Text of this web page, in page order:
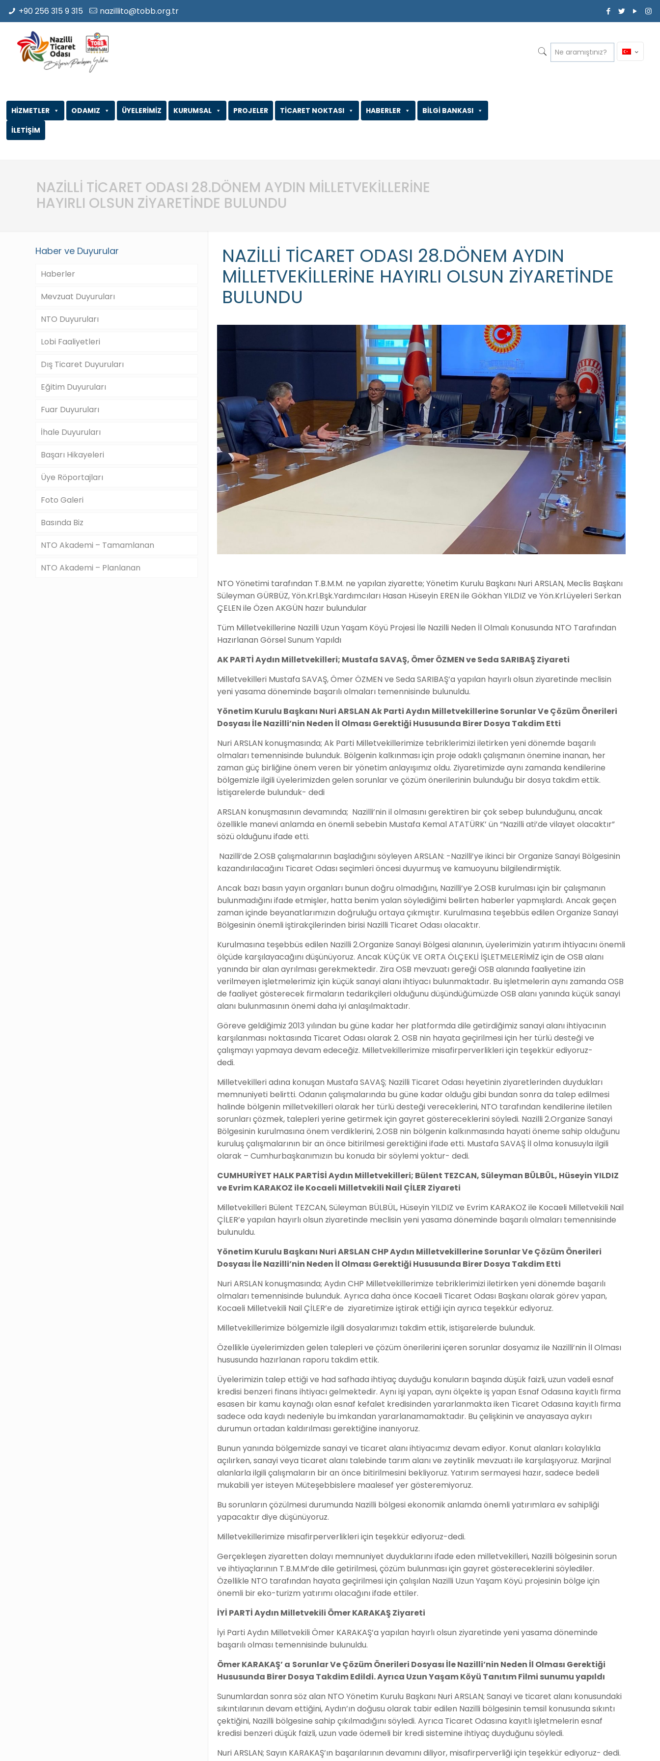
+90 256 315 9 315 nazillito@tobb.org.tr
ODAMIZ
HİZMETLER ÜYELERİMİZ KURUMSAL PROJELER TİCARET NOKTASI HABERLER
BİLGİ BANKASI
İLETİŞİM
NAZİLLİ TİCARET ODASI 28.DÖNEM AYDIN MİLLETVEKİLLERİNE
HAYIRLI OLSUN ZİYARETİNDE BULUNDU
NAZİLLİ TİCARET ODASI 28.DÖNEM AYDIN
MİLLETVEKİLLERİNE HAYIRLI OLSUN ZİYARETİNDE
BULUNDU
NTO Yönetimi tarafından T.B.M.M. ne yapılan ziyarette; Yönetim Kurulu Başkanı Nuri ARSLAN, Meclis Başkanı
Süleyman GÜRBÜZ, Yön.Krl.Bşk.Yardımcıları Hasan Hüseyin EREN ile Gökhan YILDIZ ve Yön.Krl.üyeleri Serkan
ÇELEN ile Özen AKGÜN hazır bulundular
Tüm Milletvekillerine Nazilli Uzun Yaşam Köyü Projesi İle Nazilli Neden İl Olmalı Konusunda NTO Tarafından
Hazırlanan Görsel Sunum Yapıldı
AK PARTİ Aydın Milletvekilleri; Mustafa SAVAŞ, Ömer ÖZMEN ve Seda SARIBAŞ Ziyareti
Milletvekilleri Mustafa SAVAŞ, Ömer ÖZMEN ve Seda SARIBAŞ’a yapılan hayırlı olsun ziyaretinde meclisin
yeni yasama döneminde başarılı olmaları temennisinde bulunuldu.
Yönetim Kurulu Başkanı Nuri ARSLAN Ak Parti Aydın Milletvekillerine Sorunlar Ve Çözüm Önerileri
Dosyası İle Nazilli’nin Neden İl Olması Gerektiği Hususunda Birer Dosya Takdim Etti
Nuri ARSLAN konuşmasında; Ak Parti Milletvekillerimize tebriklerimizi iletirken yeni dönemde başarılı
olmaları temennisinde bulunduk. Bölgenin kalkınması için proje odaklı çalışmanın önemine inanan, her
zaman güç birliğine önem veren bir yönetim anlayışımız oldu. Ziyaretimizde aynı zamanda kendilerine
bölgemizle ilgili üyelerimizden gelen sorunlar ve çözüm önerilerinin bulunduğu bir dosya takdim ettik.
İstişarelerde bulunduk- dedi
ARSLAN konuşmasının devamında; Nazilli’nin il olmasını gerektiren bir çok sebep bulunduğunu, ancak
özellikle manevi anlamda en önemli sebebin Mustafa Kemal ATATÜRK’ ün “Nazilli ati’de vilayet olacaktır”
sözü olduğunu ifade etti.
Nazilli’de 2.OSB çalışmalarının başladığını söyleyen ARSLAN: -Nazilli’ye ikinci bir Organize Sanayi Bölgesinin
kazandırılacağını Ticaret Odası seçimleri öncesi duyurmuş ve kamuoyunu bilgilendirmiştik.
Ancak bazı basın yayın organları bunun doğru olmadığını, Nazilli’ye 2.OSB kurulması için bir çalışmanın
bulunmadığını ifade etmişler, hatta benim yalan söylediğimi belirten haberler yapmışlardı. Ancak geçen
zaman içinde beyanatlarımızın doğruluğu ortaya çıkmıştır. Kurulmasına teşebbüs edilen Organize Sanayi
Bölgesinin önemli iştirakçilerinden birisi Nazilli Ticaret Odası olacaktır.
Kurulmasına teşebbüs edilen Nazilli 2.Organize Sanayi Bölgesi alanının, üyelerimizin yatırım ihtiyacını önemli
ölçüde karşılayacağını düşünüyoruz. Ancak KÜÇÜK VE ORTA ÖLÇEKLİ İŞLETMELERİMİZ için de OSB alanı
yanında bir alan ayrılması gerekmektedir. Zira OSB mevzuatı gereği OSB alanında faaliyetine izin
verilmeyen işletmelerimiz için küçük sanayi alanı ihtiyacı bulunmaktadır. Bu işletmelerin aynı zamanda OSB
de faaliyet gösterecek firmaların tedarikçileri olduğunu düşündüğümüzde OSB alanı yanında küçük sanayi
alanı bulunmasının önemi daha iyi anlaşılmaktadır.
Göreve geldiğimiz 2013 yılından bu güne kadar her platformda dile getirdiğimiz sanayi alanı ihtiyacının
karşılanması noktasında Ticaret Odası olarak 2. OSB nin hayata geçirilmesi için her türlü desteği ve
çalışmayı yapmaya devam edeceğiz. Milletvekillerimize misafirperverlikleri için teşekkür ediyoruz-
dedi.
Milletvekilleri adına konuşan Mustafa SAVAŞ; Nazilli Ticaret Odası heyetinin ziyaretlerinden duydukları
memnuniyeti belirtti. Odanın çalışmalarında bu güne kadar olduğu gibi bundan sonra da talep edilmesi
halinde bölgenin milletvekilleri olarak her türlü desteği vereceklerini, NTO tarafından kendilerine iletilen
sorunları çözmek, talepleri yerine getirmek için gayret göstereceklerini söyledi. Nazilli 2.Organize Sanayi
Bölgesinin kurulmasına önem verdiklerini, 2.OSB nin bölgenin kalkınmasında hayati öneme sahip olduğunu
kuruluş çalışmalarının bir an önce bitirilmesi gerektiğini ifade etti. Mustafa SAVAŞ İl olma konusuyla ilgili
olarak – Cumhurbaşkanımızın bu konuda bir söylemi yoktur- dedi.
CUMHURİYET HALK PARTİSİ Aydın Milletvekilleri; Bülent TEZCAN, Süleyman BÜLBÜL, Hüseyin YILDIZ
ve Evrim KARAKOZ ile Kocaeli Milletvekili Nail ÇİLER Ziyareti
Milletvekilleri Bülent TEZCAN, Süleyman BÜLBÜL, Hüseyin YILDIZ ve Evrim KARAKOZ ile Kocaeli Milletvekili Nail
ÇİLER’e yapılan hayırlı olsun ziyaretinde meclisin yeni yasama döneminde başarılı olmaları temennisinde
bulunuldu.
Yönetim Kurulu Başkanı Nuri ARSLAN CHP Aydın Milletvekillerine Sorunlar Ve Çözüm Önerileri
Dosyası İle Nazilli’nin Neden İl Olması Gerektiği Hususunda Birer Dosya Takdim Etti
Nuri ARSLAN konuşmasında; Aydın CHP Milletvekillerimize tebriklerimizi iletirken yeni dönemde başarılı
olmaları temennisinde bulunduk. Ayrıca daha önce Kocaeli Ticaret Odası Başkanı olarak görev yapan,
Kocaeli Milletvekili Nail ÇİLER’e de ziyaretimize iştirak ettiği için ayrıca teşekkür ediyoruz.
Milletvekillerimize bölgemizle ilgili dosyalarımızı takdim ettik, istişarelerde bulunduk.
Özellikle üyelerimizden gelen talepleri ve çözüm önerilerini içeren sorunlar dosyamız ile Nazilli’nin İl Olması
hususunda hazırlanan raporu takdim ettik.
Üyelerimizin talep ettiği ve had safhada ihtiyaç duyduğu konuların başında düşük faizli, uzun vadeli esnaf
kredisi benzeri finans ihtiyacı gelmektedir. Aynı işi yapan, aynı ölçekte iş yapan Esnaf Odasına kayıtlı firma
esasen bir kamu kaynağı olan esnaf kefalet kredisinden yararlanmakta iken Ticaret Odasına kayıtlı firma
sadece oda kaydı nedeniyle bu imkandan yararlanamamaktadır. Bu çelişkinin ve anayasaya aykırı
durumun ortadan kaldırılması gerektiğine inanıyoruz.
Bunun yanında bölgemizde sanayi ve ticaret alanı ihtiyacımız devam ediyor. Konut alanları kolaylıkla
açılırken, sanayi veya ticaret alanı talebinde tarım alanı ve zeytinlik mevzuatı ile karşılaşıyoruz. Marjinal
alanlarla ilgili çalışmaların bir an önce bitirilmesini bekliyoruz. Yatırım sermayesi hazır, sadece bedeli
mukabili yer isteyen Müteşebbislere maalesef yer gösteremiyoruz.
Bu sorunların çözülmesi durumunda Nazilli bölgesi ekonomik anlamda önemli yatırımlara ev sahipliği
yapacaktır diye düşünüyoruz.
Milletvekillerimize misafirperverlikleri için teşekkür ediyoruz-dedi.
Gerçekleşen ziyaretten dolayı memnuniyet duyduklarını ifade eden milletvekilleri, Nazilli bölgesinin sorun
ve ihtiyaçlarının T.B.M.M’de dile getirilmesi, çözüm bulunması için gayret göstereceklerini söylediler.
Özellikle NTO tarafından hayata geçirilmesi için çalışılan Nazilli Uzun Yaşam Köyü projesinin bölge için
önemli bir eko-turizm yatırımı olacağını ifade ettiler.
İYİ PARTİ Aydın Milletvekili Ömer KARAKAŞ Ziyareti
İyi Parti Aydın Milletvekili Ömer KARAKAŞ’a yapılan hayırlı olsun ziyaretinde yeni yasama döneminde
başarılı olması temennisinde bulunuldu.
Ömer KARAKAŞ’ a Sorunlar Ve Çözüm Önerileri Dosyası İle Nazilli’nin Neden İl Olması Gerektiği
Hususunda Birer Dosya Takdim Edildi. Ayrıca Uzun Yaşam Köyü Tanıtım Filmi sunumu yapıldı
Sunumlardan sonra söz alan NTO Yönetim Kurulu Başkanı Nuri ARSLAN; Sanayi ve ticaret alanı konusundaki
sıkıntılarının devam ettiğini, Aydın’ın doğusu olarak tabir edilen Nazilli bölgesinin temsil konusunda sıkıntı
çektiğini, Nazilli bölgesine sahip çıkılmadığını söyledi. Ayrıca Ticaret Odasına kayıtlı işletmelerin esnaf
kredisi benzeri düşük faizli, uzun vade ödemeli bir kredi sistemine ihtiyaç duyduğunu söyledi.
Nuri ARSLAN; Sayın KARAKAŞ’ın başarılarının devamını diliyor, misafirperverliği için teşekkür ediyoruz- dedi.
Haber ve Duyurular
Haberler
Mevzuat Duyuruları
NTO Duyuruları
Lobi Faaliyetleri
Dış Ticaret Duyuruları
Eğitim Duyuruları
Fuar Duyuruları
İhale Duyuruları
Başarı Hikayeleri
Üye Röportajları
Foto Galeri
Basında Biz
NTO Akademi – Tamamlanan
NTO Akademi – Planlanan